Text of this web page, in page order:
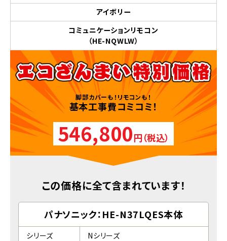
アイボリー
コミュニケーションリモコン
（HE-NQWLW）
脚部カバーも！リモコンも！
基本工事費コミコミ！
546,800円（税込）
この価格に全て含まれています！
パナソニック：HE-N37LQES本体
シリーズ
Nシリーズ